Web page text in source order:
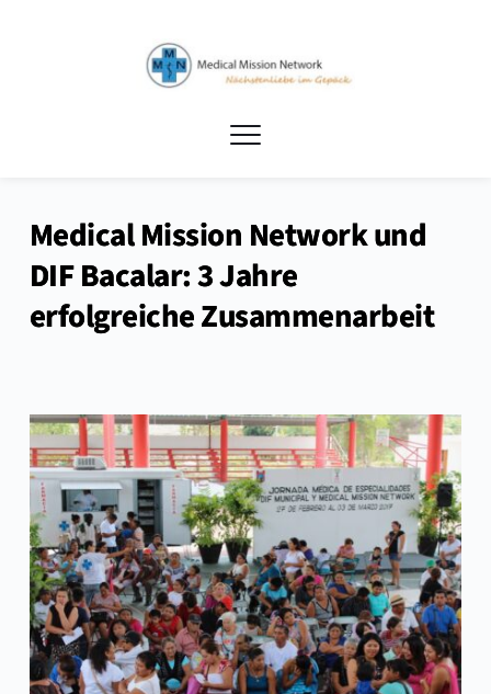
Medical Mission Network und
DIF Bacalar: 3 Jahre
erfolgreiche Zusammenarbeit